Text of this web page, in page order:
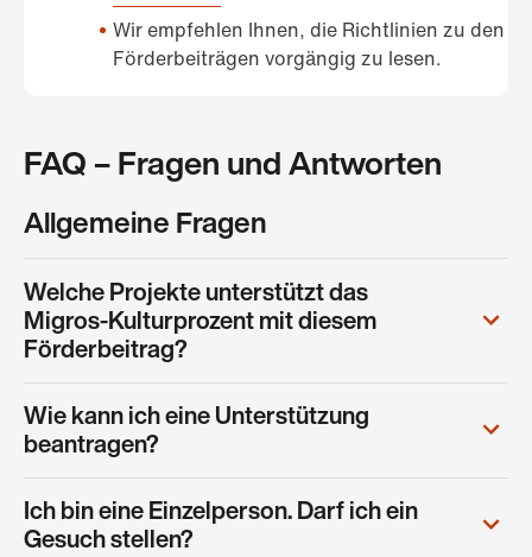
Wir empfehlen Ihnen, die Richtlinien zu den
Förderbeiträgen vorgängig zu lesen.
FAQ – Fragen und Antworten
Allgemeine Fragen
Welche Projekte unterstützt das
Migros-Kulturprozent mit diesem
Förderbeitrag?
Wie kann ich eine Unterstützung
beantragen?
Ich bin eine Einzelperson. Darf ich ein
Gesuch stellen?